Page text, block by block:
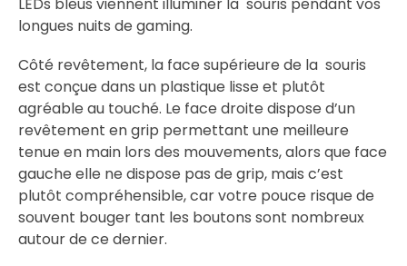
longues nuits de gaming.
Côté revêtement, la face supérieure de la souris
est conçue dans un plastique lisse et plutôt
agréable au touché. Le face droite dispose d’un
revêtement en grip permettant une meilleure
tenue en main lors des mouvements, alors que face
gauche elle ne dispose pas de grip, mais c’est
plutôt compréhensible, car votre pouce risque de
souvent bouger tant les boutons sont nombreux
autour de ce dernier.